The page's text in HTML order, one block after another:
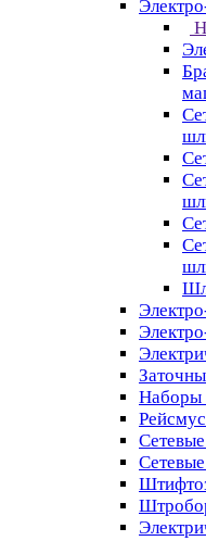
Наборы